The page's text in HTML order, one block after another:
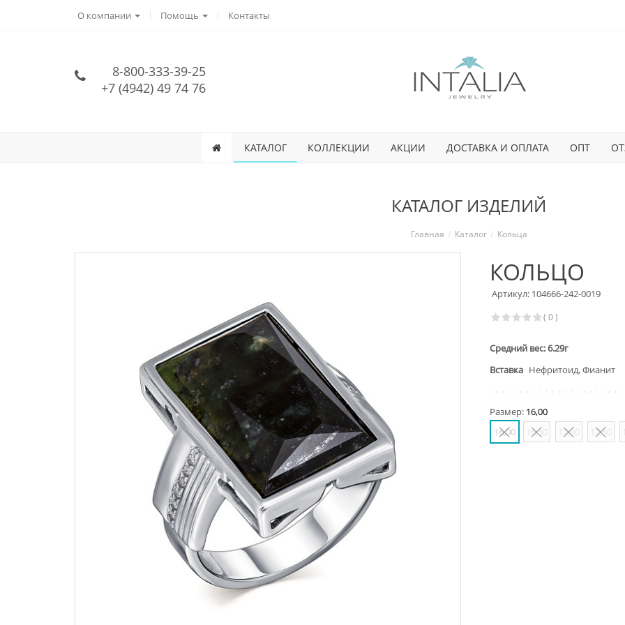
О компании Помощь Контакты
8-800-333-39-25
+7 (4942) 49 74 76
КАТАЛОГ КОЛЛЕКЦИИ АКЦИИ ДОСТАВКА И ОПЛАТА ОПТ
КАТАЛОГ ИЗДЕЛИЙ
Главная Каталог Кольца
КОЛЬЦО
Артикул: 104666-242-0019
( 0 )
Средний вес: 6.29г
Вставка Нефритоид, Фианит
Размер: 16,00
16,00
16,50 17,00 17,50